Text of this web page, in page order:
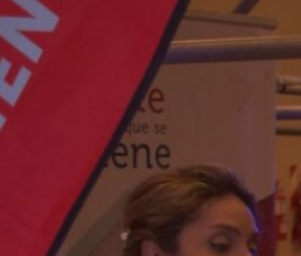
ExpoFuturo 2025 se convirtió en
un punto de inspiración y
motivación para los estudiantes.
Charlas, talleres, stands de
actividades interactivas,
streaming y patio de comidas
marcaron recorrido de cada día,
brindando herramientas para
elegir con mayor seguridad el
camino académico y profesional.